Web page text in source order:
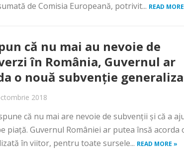
de Comisia Europeană, potrivit... READ
că nu mai au nevoie de
în România, Guvernul ar
o nouă subvenţie
2018
că nu mai are nevoie de subvenţii şi că a
piaţă. Guvernul României ar putea însă acorda
în viitor, pentru toate sursele... READ MORE »